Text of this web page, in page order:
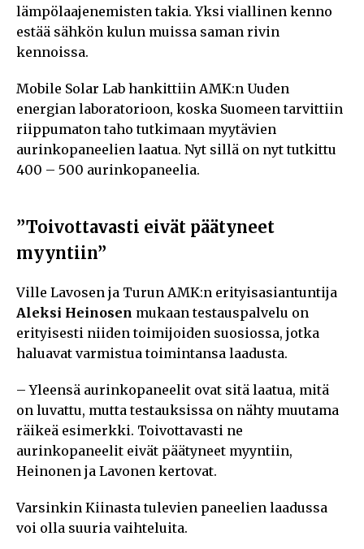
lämpölaajenemisten takia. Yksi viallinen kenno
estää sähkön kulun muissa saman rivin
kennoissa.
Mobile Solar Lab hankittiin AMK:n Uuden
energian laboratorioon, koska Suomeen tarvittiin
riippumaton taho tutkimaan myytävien
aurinkopaneelien laatua. Nyt sillä on nyt tutkittu
400 – 500 aurinkopaneelia.
”Toivottavasti eivät päätyneet
myyntiin”
Ville Lavosen ja Turun AMK:n erityisasiantuntija
Aleksi Heinosen mukaan testauspalvelu on
erityisesti niiden toimijoiden suosiossa, jotka
haluavat varmistua toimintansa laadusta.
– Yleensä aurinkopaneelit ovat sitä laatua, mitä
on luvattu, mutta testauksissa on nähty muutama
räikeä esimerkki. Toivottavasti ne
aurinkopaneelit eivät päätyneet myyntiin,
Heinonen ja Lavonen kertovat.
Varsinkin Kiinasta tulevien paneelien laadussa
voi olla suuria vaihteluita.